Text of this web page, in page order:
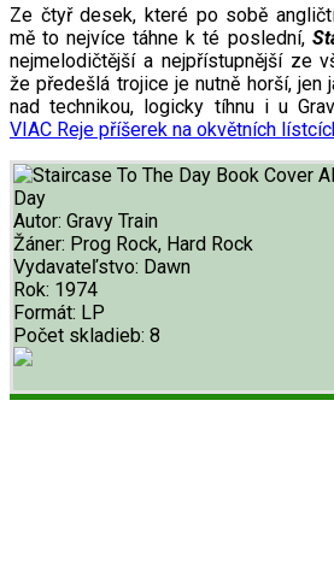
Ze čtyř desek, které po sobě
mě to nejvíce táhne k té poslední,
nejmelodičtější a nejpřístupnější ze
že předešlá trojice je nutně horší, jen
nad technikou, logicky tíhnu i u
VIAC Reje příšerek na okvětních
Day
Autor: Gravy Train
Žáner: Prog Rock, Hard Rock
Vydavateľstvo: Dawn
Rok: 1974
Formát: LP
Počet skladieb: 8